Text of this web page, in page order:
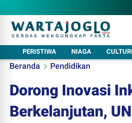
PERISTIWA NIAGA
Beranda Pendidikan
Dorong Inovasi
Berkelanjutan,